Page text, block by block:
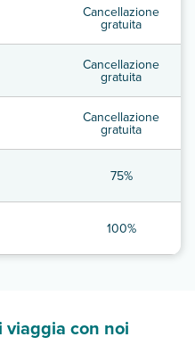
Cancellazione
gratuita
Cancellazione
gratuita
Cancellazione
gratuita
75%
100%
con noi